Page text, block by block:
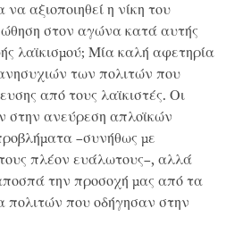
να αξιοποιηθεί η νίκη του
στον αγώνα κατά αυτής
λαϊκισμού; Μία καλή αφετηρία
των πολιτών που
από τους λαϊκιστές. Οι
στην ανεύρεση απλοϊκών
–συνήθως με
πλέον ευάλωτους–, αλλά
την προσοχή μας από τα
πολιτών που οδήγησαν στην